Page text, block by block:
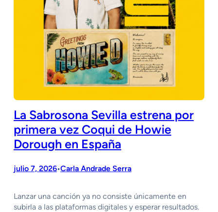
La Sabrosona Sevilla estrena por
primera vez Coqui de Howie
Dorough en España
julio 7, 2026•Carla Andrade Serra
Lanzar una canción ya no consiste únicamente en
subirla a las plataformas digitales y esperar resultados.